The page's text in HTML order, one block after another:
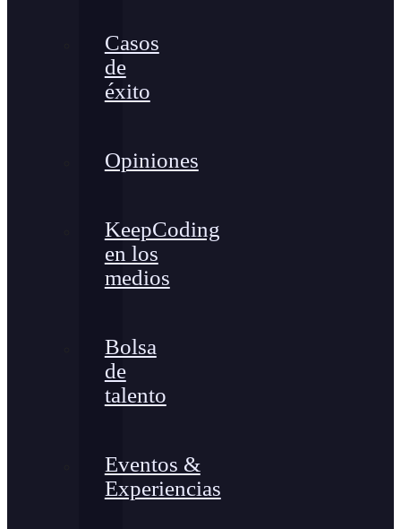
Casos
de
éxito
Opiniones
KeepCoding
en los
medios
Bolsa
de
talento
Eventos &
Experiencias